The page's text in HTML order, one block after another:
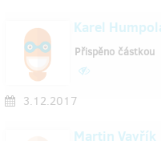
Karel
3.12.2017
Přispěno částkou
Martin Vavřík